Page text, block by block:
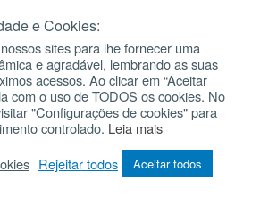
João Paulo II
de Oração
do site
Todos os direitos reservados.
e Cookies:
sites para lhe fornecer uma
e agradável, lembrando as suas
acessos. Ao clicar em “Aceitar
com o uso de TODOS os cookies. No
"Configurações de cookies" para
controlado. Leia mais
Rejeitar todos Aceitar todos